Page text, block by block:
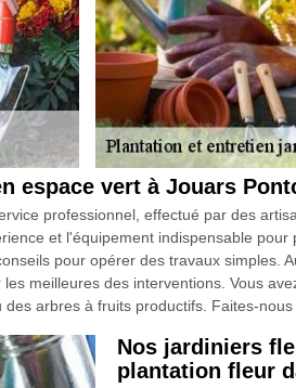
espace vert à Jouars
professionnel, effectué par des
et l'équipement indispensable
pour opérer des travaux simples.
meilleures des interventions. Vous
arbres à fruits productifs. Faites-
Nos jardiniers
plantation fleur